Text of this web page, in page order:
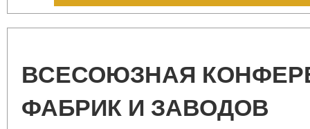
ВСЕСОЮЗНАЯ
ФАБРИК И ЗАВОДОВ